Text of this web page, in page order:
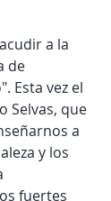
a la
de
Esta vez el
Selvas, que
a
y los
fuertes